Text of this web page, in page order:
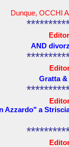
Dunque, OCCHI
AND
Gratta
Azzardo" a